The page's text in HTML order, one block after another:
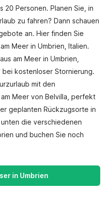
20 Personen. Planen Sie, in
zu fahren? Dann schauen
an. Hier finden Sie
Meer in Umbrien, Italien.
am Meer in Umbrien,
bei kostenloser Stornierung.
mit den
Meer von Belvilla, perfekt
geplanten Rückzugsorte in
die verschiedenen
und buchen Sie noch
in Umbrien